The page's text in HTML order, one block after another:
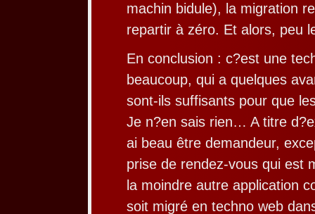
machin bidule), la migration
repartir à zéro. Et alors, peu
En conclusion : c?est une
beaucoup, qui a quelques
sont-ils suffisants pour que
Je n?en sais rien… A titre
ai beau être demandeur,
prise de rendez-vous qui est
la moindre autre application
soit migré en techno web